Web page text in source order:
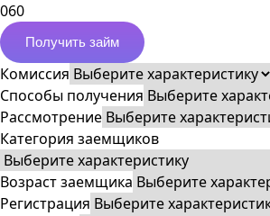
060
Получить займ
Комиссия
Способы получения
Рассмотрение
Категория заемщиков
Возраст заемщика
Регистрация